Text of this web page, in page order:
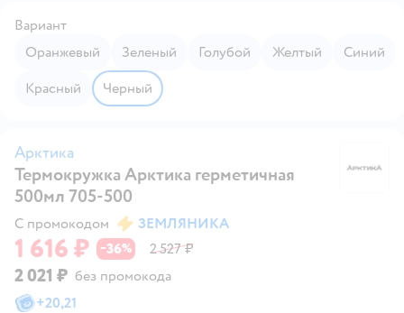
Вариант
Оранжевый
Зеленый Голубой Желтый
Синий
Красный
Черный
Арктика
Термокружка Арктика герметичная
500мл 705-500
С промокодом ЗЕМЛЯНИКА
1 616 ₽ −36% 2 527 ₽
2 021 ₽ без промокода
+20,21